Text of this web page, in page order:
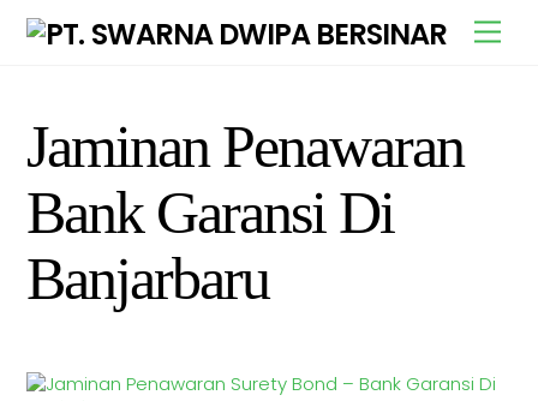
Jaminan Penawaran
Bank Garansi Di
Banjarbaru